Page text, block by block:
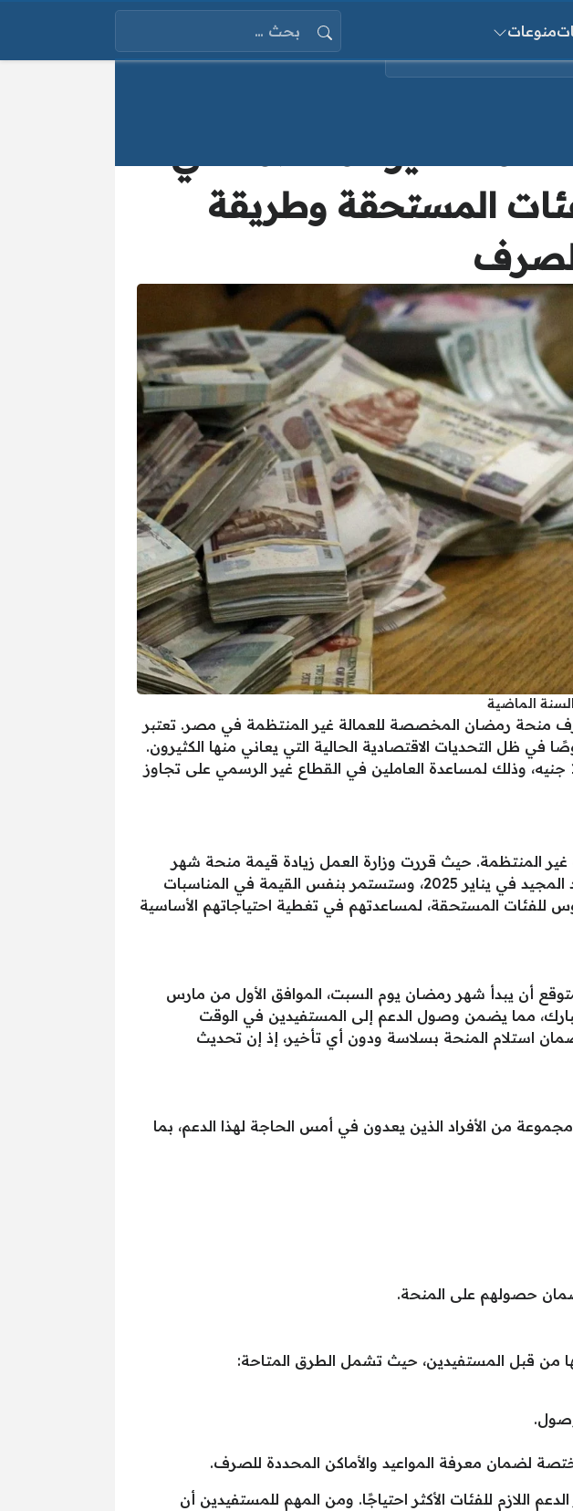
منوعات
البحث عن:
المستحقة وطريقة
السنة الماضية
التساؤلات حول موعد صرف منحة رمضان المخصصة للعمالة غير المنتظمة في مصر. تعتبر
في ظل التحديات الاقتصادية الحالية التي يعاني منها الكثيرون.
وقد أعلنت وزارة العمل المصرية عن زيادة قيمة المنحة من 500 جنيه إلى 1000 جنيه، وذلك لمساعدة العاملين في القطاع غير الرسمي على تجاوز
المنتظمة. حيث قررت وزارة العمل زيادة قيمة منحة شهر
رمضان للعام 2025 إلى 1000 جنيه، قد تم تطبيق هذه الزيادة مع منح عيد الميلاد المجيد في يناير 2025، وستستمر بنفس القيمة في المناسبات
للفئات المستحقة، لمساعدتهم في تغطية احتياجاتهم الأساسية
أن يبدأ شهر رمضان يوم السبت، الموافق الأول من مارس
مما يضمن وصول الدعم إلى المستفيدين في الوقت
استلام المنحة بسلاسة ودون أي تأخير، إذ إن تحديث
على مجموعة من الأفراد الذين يعدون في أمس الحاجة لهذا الدعم، بما
حصولهم على المنحة.
لضمان معرفة المواعيد والأماكن المحددة للصرف.
المصرية بتوفير الدعم اللازم للفئات الأكثر احتياجًا. ومن المهم للمستفيدين أن